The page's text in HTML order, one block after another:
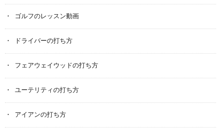
ゴルフのレッスン動画
ドライバーの打ち方
フェアウェイウッドの打ち方
ユーテリティの打ち方
アイアンの打ち方